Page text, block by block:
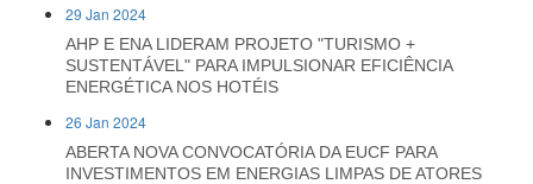
29 Jan 2024
AHP E ENA LIDERAM PROJETO "TURISMO +
SUSTENTÁVEL" PARA IMPULSIONAR EFICIÊNCIA
ENERGÉTICA NOS HOTÉIS
26 Jan 2024
ABERTA NOVA CONVOCATÓRIA DA EUCF PARA
INVESTIMENTOS EM ENERGIAS LIMPAS DE ATORES